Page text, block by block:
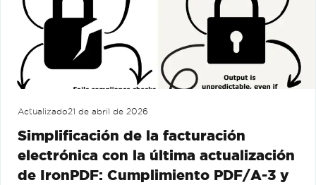
Actualizado21 de abril de 2026
Simplificación de la facturación
electrónica con la última actualización
de IronPDF: Cumplimiento PDF/A-3 y